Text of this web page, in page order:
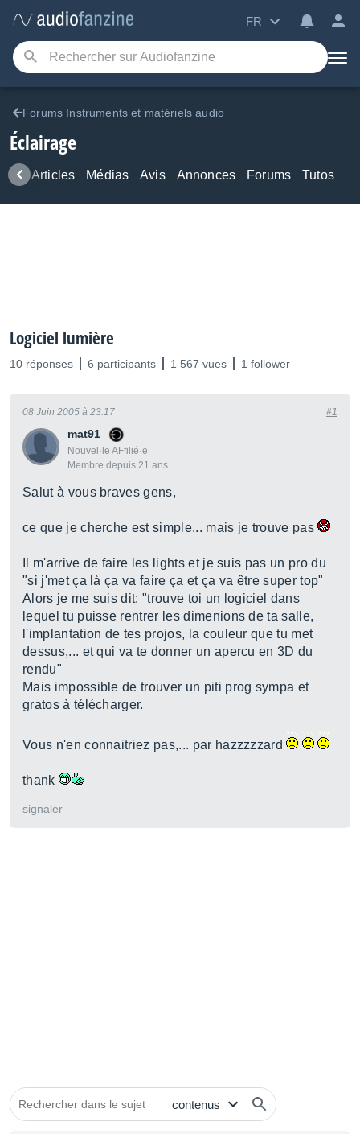
FR
Forums Instruments et matériels audio
Éclairage
Articles Médias Avis Annonces Forums Tutos
Logiciel lumière
10 réponses 6 participants 1 567 vues 1 follower
mat91
Nouvel·le AFfilié·e
Membre depuis 21 ans
08 Juin 2005 à 23:17 #1
Salut à vous braves gens,
ce que je cherche est simple... mais je trouve pas
Il m'arrive de faire les lights et je suis pas un pro du
"si j'met ça là ça va faire ça et ça va être super top"
Alors je me suis dit: "trouve toi un logiciel dans
lequel tu puisse rentrer les dimenions de ta salle,
l'implantation de tes projos, la couleur que tu met
dessus,... et qui va te donner un apercu en 3D du
rendu"
Mais impossible de trouver un piti prog sympa et
gratos à télécharger.
Vous n'en connaitriez pas,... par hazzzzzard
thank
signaler